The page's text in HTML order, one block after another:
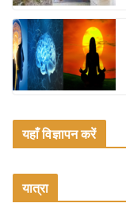
यहाँ विज्ञापन करें
यात्रा